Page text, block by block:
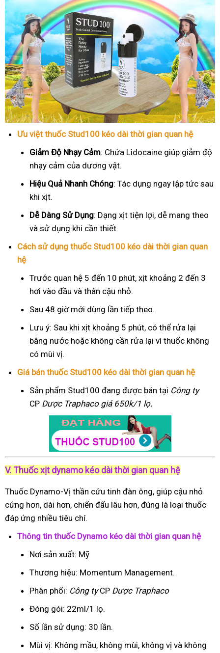
Ưu việt thuốc Stud100 kéo dài thời gian quan hệ
Giảm Độ Nhạy Cảm: Chứa Lidocaine giúp giảm độ
nhạy cảm của dương vật.
Hiệu Quả Nhanh Chóng: Tác dụng ngay lập tức sau
khi xịt.
Dễ Dàng Sử Dụng: Dạng xịt tiện lợi, dễ mang theo
và sử dụng khi cần thiết.
Cách sử dụng thuốc Stud100 kéo dài thời gian quan
hệ
Trước quan hệ 5 đến 10 phút, xịt khoảng 2 đến 3
hơi vào đầu và thân cậu nhỏ.
Sau 48 giờ mới dùng lần tiếp theo.
Lưu ý: Sau khi xịt khoảng 5 phút, có thể rửa lại
bằng nước hoặc không cần rửa lại vì thuốc không
có mùi vị.
Giá bán thuốc Stud100 kéo dài thời gian quan hệ
Sản phẩm Stud100 đang được bán tại Công ty
CP Dược Traphacogiá 650k/1 lọ.
V. Thuốc xịt dynamo kéo dài thời gian quan hệ
Thuốc Dynamo-Vị thần cứu tinh đàn ông, giúp cậu nhỏ
cứng hơn, dài hơn, chiến đấu lâu hơn, đúng là loại thuốc
đáp ứng nhiều tiêu chí.
Thông tin thuốc Dynamo kéo dài thời gian quan hệ
Nơi sản xuất: Mỹ
Thương hiệu: Momentum Management.
Phân phối: Công tyCP Dược Traphaco
Đóng gói: 22ml/1 lọ.
Số lần sử dụng: 30 lần.
Mùi vị: Không mầu, không mùi, không vị và không